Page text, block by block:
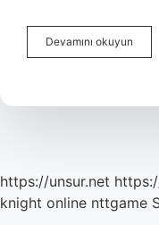
Devamını okuyun
Isi
https://unsur.net
knight online nttgame